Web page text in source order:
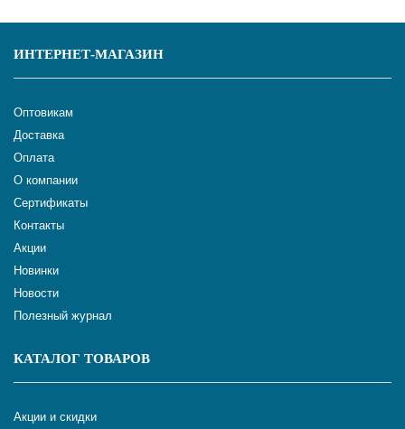
ИНТЕРНЕТ-МАГАЗИН
Оптовикам
Доставка
Оплата
О компании
Сертификаты
Контакты
Акции
Новинки
Новости
Полезный журнал
КАТАЛОГ ТОВАРОВ
Акции и скидки